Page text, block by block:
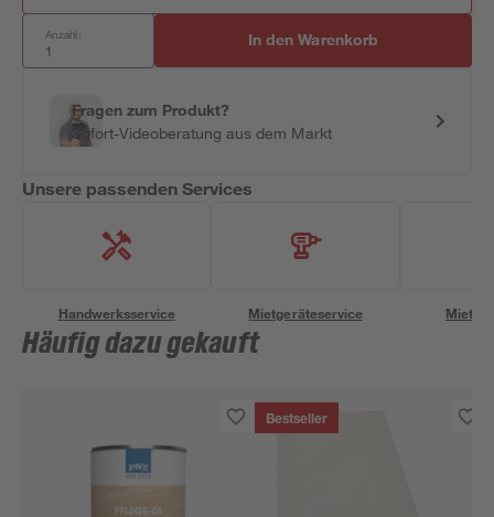
Anzahl: In den Warenkorb
Fragen zum Produkt?
Sofort-Videoberatung aus dem Markt
Unsere passenden Services
Handwerksservice Mietgeräteservice
Häufig dazu gekauft
Bestseller